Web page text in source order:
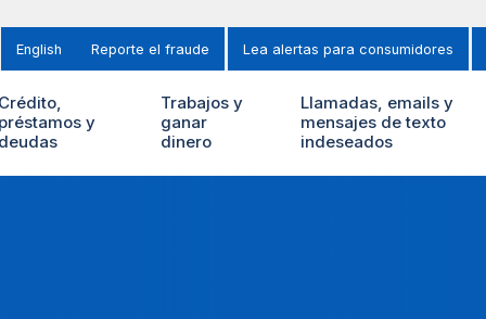
English Reporte el fraude Lea alertas para consumidores
Crédito,
préstamos y
deudas
Trabajos y
ganar
dinero
Llamadas, emails y
mensajes de texto
indeseados